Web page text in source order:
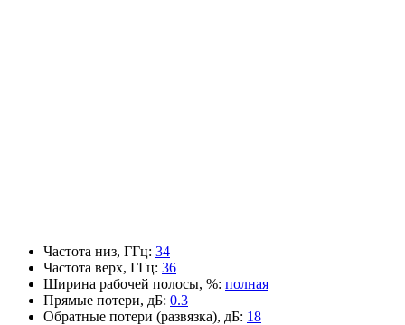
Частота низ, ГГц: 34
Частота верх, ГГц: 36
Ширина рабочей полосы, %: полная
Прямые потери, дБ: 0.3
Обратные потери (развязка), дБ: 18